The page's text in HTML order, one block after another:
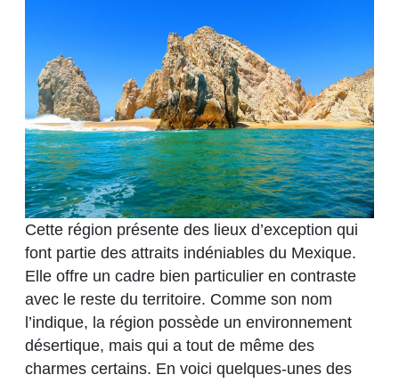
Cette région présente des lieux d’exception qui
font partie des attraits indéniables du Mexique.
Elle offre un cadre bien particulier en contraste
avec le reste du territoire. Comme son nom
l’indique, la région possède un environnement
désertique, mais qui a tout de même des
charmes certains. En voici quelques-unes des